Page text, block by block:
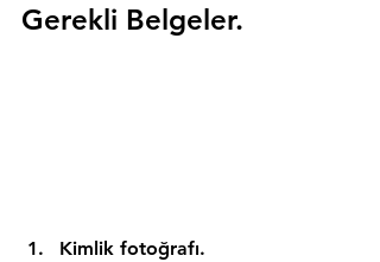
Gerekli Belgeler.
Kimlik fotoğrafı.